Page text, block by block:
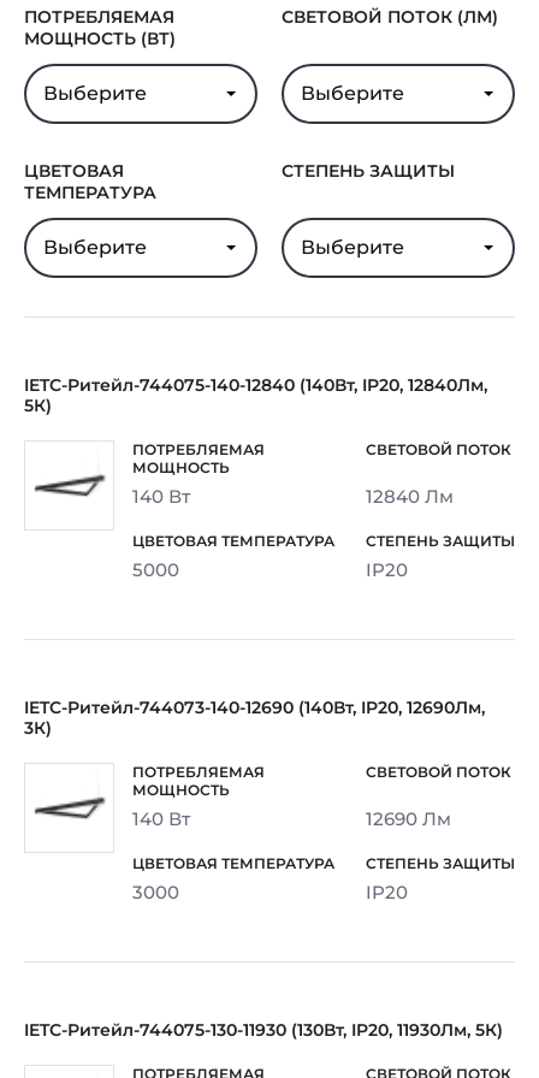
ПОТРЕБЛЯЕМАЯ
МОЩНОСТЬ (ВТ)
Выберите
СВЕТОВОЙ ПОТОК (ЛМ)
Выберите
ЦВЕТОВАЯ
ТЕМПЕРАТУРА
Выберите
СТЕПЕНЬ ЗАЩИТЫ
Выберите
IETC-Ритейл-744075-140-12840 (140Вт, IP20, 12840Лм,
5К)
140 Вт 12840 Лм
5000 IP20
IETC-Ритейл-744073-140-12690 (140Вт, IP20, 12690Лм,
3К)
140 Вт 12690 Лм
3000 IP20
IETC-Ритейл-744075-130-11930 (130Вт, IP20, 11930Лм, 5К)